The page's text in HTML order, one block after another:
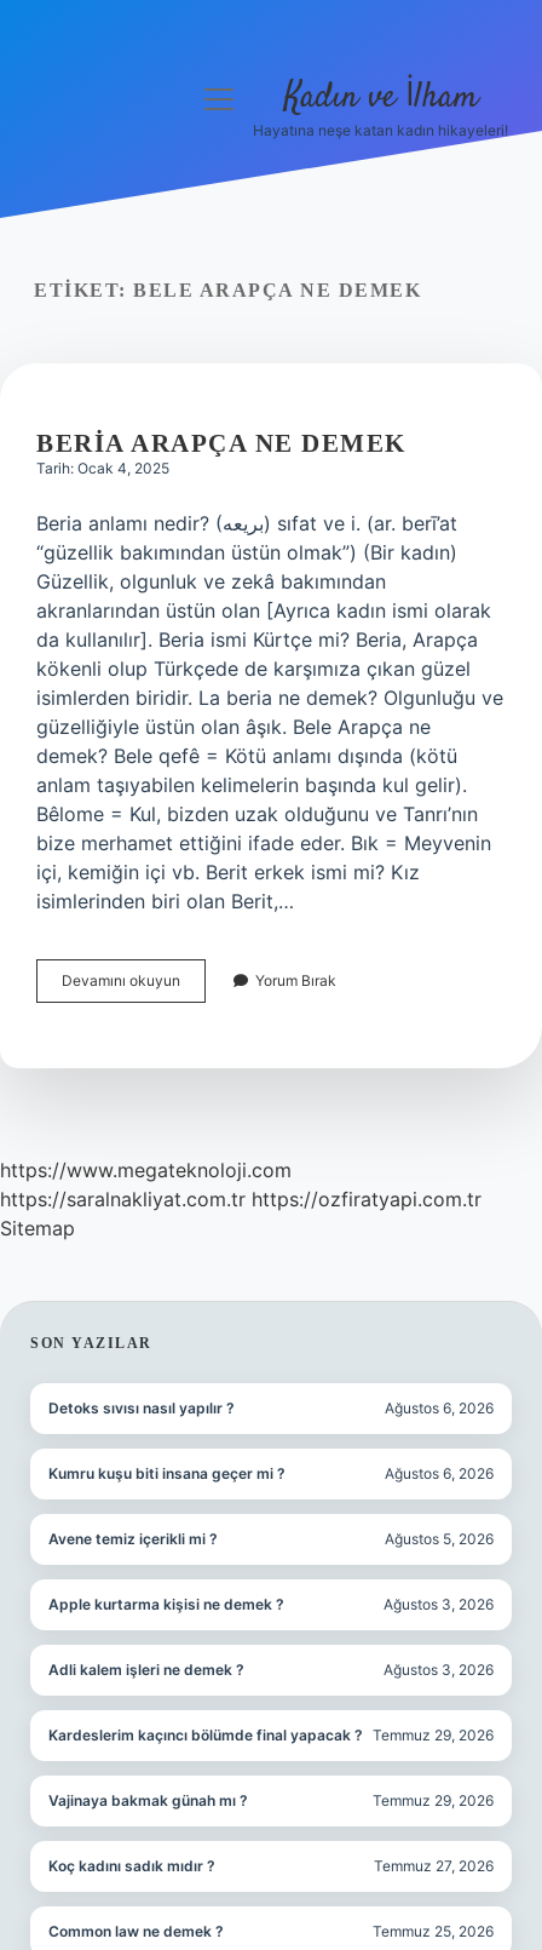
Yasal Uyarı
menüyü
Kadın ve İlham
Hayatına neşe katan kadın hikayeleri!
ETIKET: BELE ARAPÇA NE DEMEK
BERIA ARAPÇA NE DEMEK
Tarih: Ocak 4, 2025
Beria anlamı nedir? (ﺑﺮﻳﻌﻪ) sıfat ve i. (ar. berī’at
“güzellik bakımından üstün olmak”) (Bir kadın)
Güzellik, olgunluk ve zekâ bakımından
akranlarından üstün olan [Ayrıca kadın ismi olarak
da kullanılır]. Beria ismi Kürtçe mi? Beria, Arapça
kökenli olup Türkçede de karşımıza çıkan güzel
isimlerden biridir. La beria ne demek? Olgunluğu ve
güzelliğiyle üstün olan âşık. Bele Arapça ne
demek? Bele qefê = Kötü anlamı dışında (kötü
anlam taşıyabilen kelimelerin başında kul gelir).
Bêlome = Kul, bizden uzak olduğunu ve Tanrı’nın
bize merhamet ettiğini ifade eder. Bık = Meyvenin
içi, kemiğin içi vb. Berit erkek ismi mi? Kız
isimlerinden biri olan Berit,…
Devamını okuyun
Arapça
Yorum Bırak
https://www.megateknoloji.com
https://saralnakliyat.com.tr https://ozfiratyapi.com.tr
Sitemap
SIDEBAR
SON YAZILAR
Detoks sıvısı nasıl yapılır ? Ağustos 6, 2026
Kumru kuşu biti insana geçer mi ? Ağustos 6, 2026
Avene temiz içerikli mi ? Ağustos 5, 2026
Apple kurtarma kişisi ne demek ? Ağustos 3, 2026
Adli kalem işleri ne demek ? Ağustos 3, 2026
Kardeslerim kaçıncı bölümde final yapacak ? Temmuz 29, 2026
Vajinaya bakmak günah mı ? Temmuz 29, 2026
Koç kadını sadık mıdır ? Temmuz 27, 2026
Common law ne demek ? Temmuz 25, 2026